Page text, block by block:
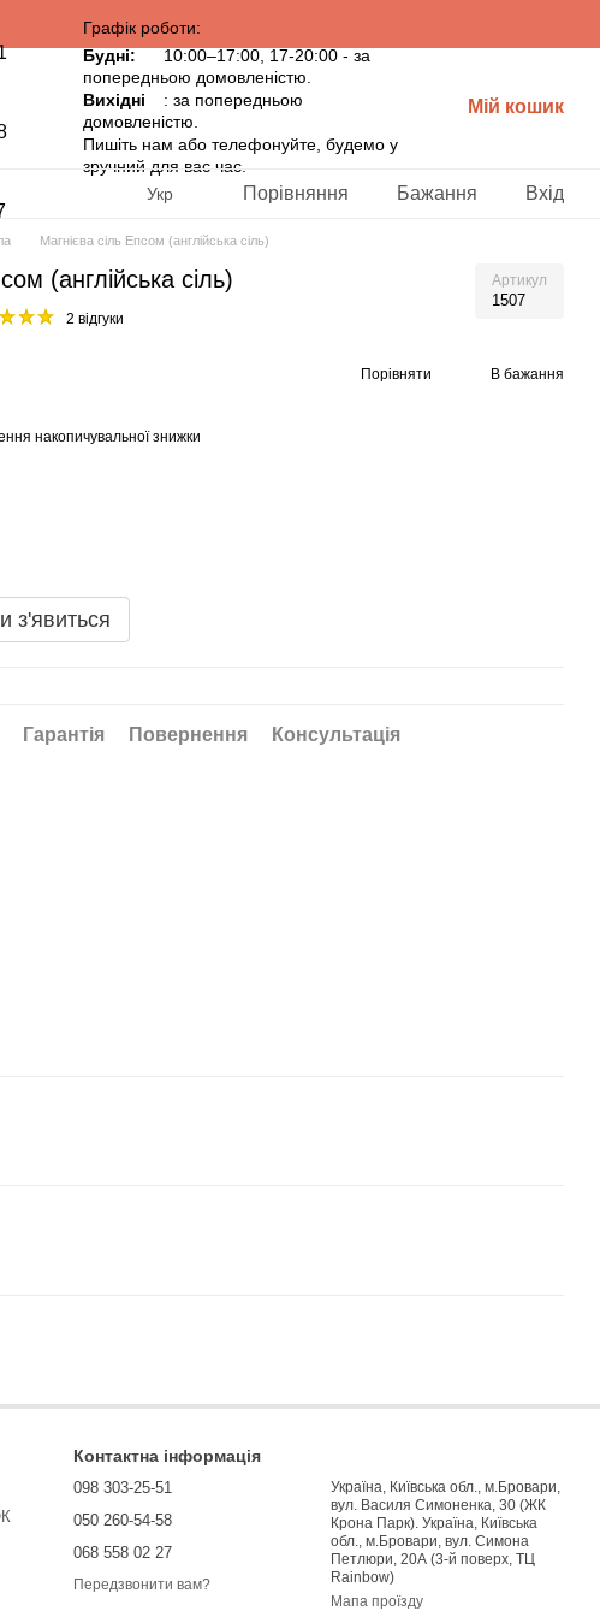
Графік роботи:
Будні:
10:00–17:00, 17-20:00 - за
попередньою домовленістю.
Вихідні
: за попередньою
домовленістю.
Пишіть нам або телефонуйте, будемо у
зручний для вас час.
Мій кошик
Укр Порівняння Бажання Вхід
Магнієва сіль Епсом (англійська сіль)
(англійська сіль) Артикул
1507
2 відгуки
Порівняти В бажання
накопичувальної знижки
з'явиться
Гарантія Повернення Консультація
Контактна інформація
098 303-25-51
050 260-54-58
068 558 02 27
Передзвонити вам?
Україна, Київська обл., м.Бровари,
вул. Василя Симоненка, 30 (ЖК
Крона Парк). Україна, Київська
обл., м.Бровари, вул. Симона
Петлюри, 20А (3-й поверх, ТЦ
Rainbow)
Мапа проїзду